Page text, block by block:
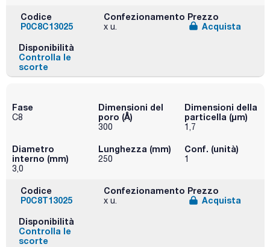
Codice
P0C8C13025
Confezionamento
x u.
Prezzo
Acquista
Disponibilità
Controlla le
scorte
Fase
C8
Dimensioni del
poro (Å)
300
Dimensioni della
particella (μm)
1,7
Diametro
interno (mm)
3,0
Lunghezza (mm)
250
Conf. (unità)
1
Codice
P0C8T13025
Confezionamento
x u.
Prezzo
Acquista
Disponibilità
Controlla le
scorte